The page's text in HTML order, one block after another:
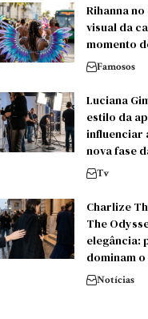
Rihanna
visual da
momento
Famosos
Luciana
estilo da
influenciar
nova fase
Tv
Charlize
The
elegância:
dominam
Notícias